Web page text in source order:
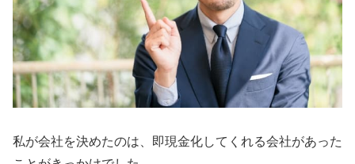
私が会社を決めたのは、即現金化してくれる会社があった